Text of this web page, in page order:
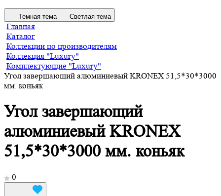
Темная тема Светлая тема
Главная
Каталог
Коллекции по производителям
Коллекция "Luxury"
Комплектующие "Luxury"
Угол завершающий алюминиевый KRONEX 51,5*30*3000
мм. коньяк
Угол завершающий
алюминиевый KRONEX
51,5*30*3000 мм. коньяк
0